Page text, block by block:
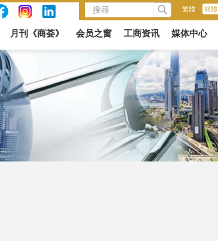
繁體 簡體
月刊《商荟》 会员之窗 工商资讯 媒体中心